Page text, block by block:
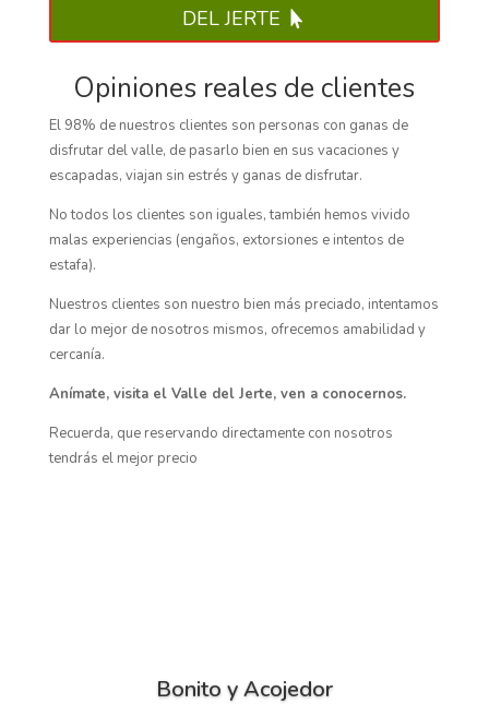
DEL JERTE
Opiniones reales de clientes
El 98% de nuestros clientes son personas con ganas de
disfrutar del valle, de pasarlo bien en sus vacaciones y
escapadas, viajan sin estrés y ganas de disfrutar.
No todos los clientes son iguales, también hemos vivido
malas experiencias (engaños, extorsiones e intentos de
estafa).
Nuestros clientes son nuestro bien más preciado, intentamos
dar lo mejor de nosotros mismos, ofrecemos amabilidad y
cercanía.
Anímate, visita el Valle del Jerte, ven a conocernos.
Recuerda, que reservando directamente con nosotros
tendrás el mejor precio
Bonito y Acojedor